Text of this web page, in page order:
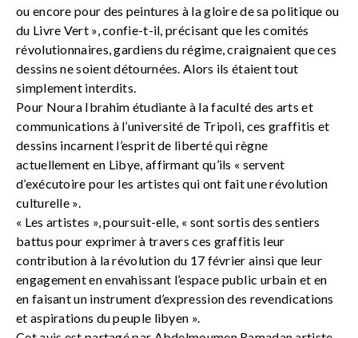
ou encore pour des peintures à la gloire de sa politique ou
du Livre Vert », confie-t-il, précisant que les comités
révolutionnaires, gardiens du régime, craignaient que ces
dessins ne soient détournées. Alors ils étaient tout
simplement interdits.
Pour Noura Ibrahim étudiante à la faculté des arts et
communications à l’université de Tripoli, ces graffitis et
dessins incarnent l’esprit de liberté qui règne
actuellement en Libye, affirmant qu’ils « servent
d’exécutoire pour les artistes qui ont fait une révolution
culturelle ».
« Les artistes », poursuit-elle, « sont sortis des sentiers
battus pour exprimer à travers ces graffitis leur
contribution à la révolution du 17 février ainsi que leur
engagement en envahissant l’espace public urbain et en
en faisant un instrument d’expression des revendications
et aspirations du peuple libyen ».